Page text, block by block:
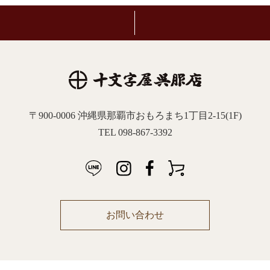
〒900-0006 沖縄県那覇市おもろまち1丁目2-15(1F)
TEL 098-867-3392
お問い合わせ